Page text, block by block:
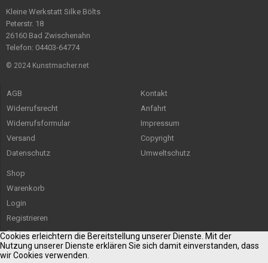
Kleine Werkstatt Silke Bölts
Peterstr. 18
26160 Bad Zwischenahn
Telefon: 04403-64774
© 2024 Kunstmacher.net
AGB
Widerrufsrecht
Widerrufsformular
Versand
Datenschutz
Kontakt
Anfahrt
Impressum
Copyright
Umweltschutz
Shop
Warenkorb
Login
Registrieren
Sitemap
Cookies erleichtern die Bereitstellung unserer Dienste. Mit der
Nutzung unserer Dienste erklären Sie sich damit einverstanden, dass
wir Cookies verwenden.